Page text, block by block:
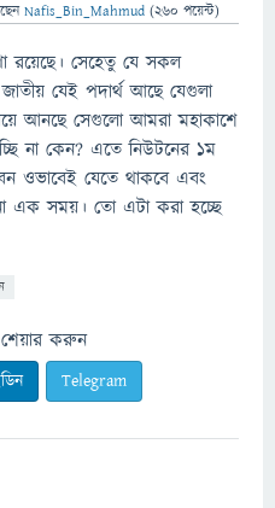
Nafis_Bin_Mahmud (260 পয়েন্ট)
রয়েছে। সেহেতু যে সকল
যেই পদার্থ আছে যেগুলা
আনছে সেগুলো আমরা মহাকাশে
না কেন? এতে নিউটনের ১ম
ওভাবেই যেতে থাকবে এবং
এক সময়। তো এটা করা হচ্ছে
শেয়ার করুন
Telegram